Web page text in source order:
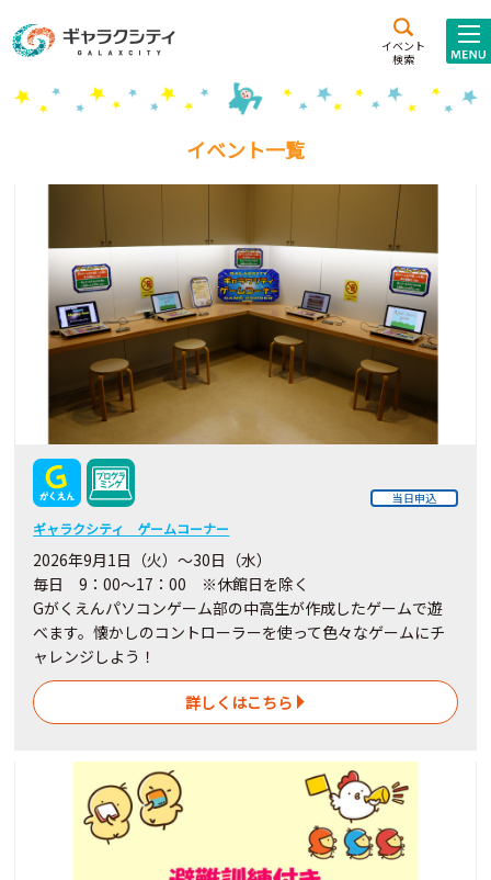
イベント
検索
施設案内
こども
西新井
施設･
こどもみーてぃんぐ
Gがくえん
ブランドからのお知らせ
いっしょに創る
イベントレポート
イベント一覧
当日申込
ギャラクシティ ゲームコーナー
2026年9月1日（火）～30日（水）
毎日 9：00～17：00 ※休館日を除く
Gがくえんパソコンゲーム部の中高生が作成したゲームで遊
べます。懐かしのコントローラーを使って色々なゲームにチ
ャレンジしよう！
詳しくはこちら